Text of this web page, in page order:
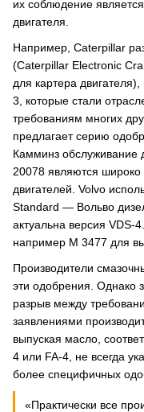
их соблюдение
двигателя.
Например, Caterpillar
(Caterpillar Electronic
для картера
3, которые стали
требованиям многих
предлагает серию
Камминз обслуживание
20078 являются
двигателей. Volvo
Standard — Вольво
актуальна версия VDS-
например M 3477 для
Производители
эти одобрения. Однако
разрыв между
заявлениями
выпуская масло,
4 или FA-4, не всегда
более специфичных
«Практически все